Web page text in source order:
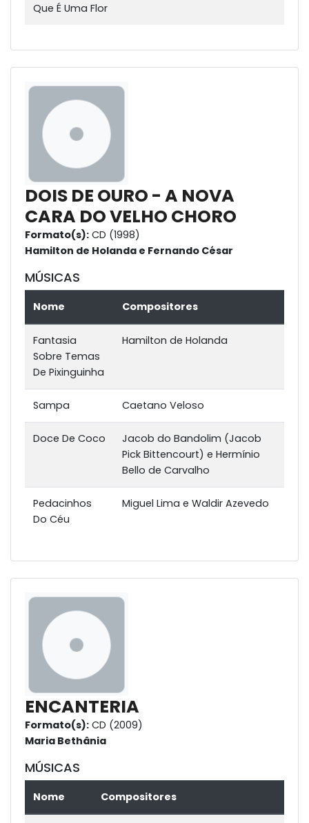
Que É Uma Flor
DOIS DE OURO - A NOVA
CARA DO VELHO CHORO
Formato(s): CD (1998)
Hamilton de Holanda e Fernando César
MÚSICAS
Nome Compositores
Fantasia
Sobre Temas
De Pixinguinha
Hamilton de Holanda
Sampa Caetano Veloso
Doce De Coco
Jacob do Bandolim (Jacob
Pick Bittencourt) e Hermínio
Bello de Carvalho
Pedacinhos
Do Céu
Miguel Lima e Waldir Azevedo
ENCANTERIA
Formato(s): CD (2009)
Maria Bethânia
MÚSICAS
Nome Compositores